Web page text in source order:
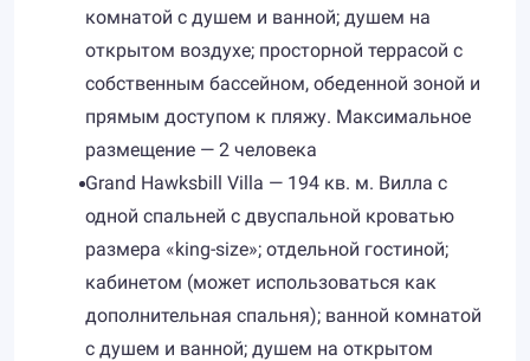
комнатой с душем и ванной; душем на
открытом воздухе; просторной террасой с
собственным бассейном, обеденной зоной и
прямым доступом к пляжу. Максимальное
размещение — 2 человека
Grand Hawksbill Villa — 194 кв. м. Вилла с
одной спальней с двуспальной кроватью
размера «king-size»; отдельной гостиной;
кабинетом (может использоваться как
дополнительная спальня); ванной комнатой
с душем и ванной; душем на открытом